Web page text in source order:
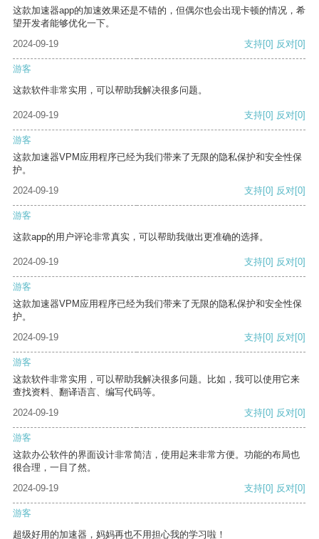
这款加速器app的加速效果还是不错的，但偶尔也会出现卡顿的情况，希
望开发者能够优化一下。
2024-09-19
支持[0] 反对[0]
游客
这款软件非常实用，可以帮助我解决很多问题。
2024-09-19 支持[0] 反对[0]
游客
这款加速器VPM应用程序已经为我们带来了无限的隐私保护和安全性保
护。
2024-09-19
支持[0] 反对[0]
游客
这款app的用户评论非常真实，可以帮助我做出更准确的选择。
2024-09-19 支持[0] 反对[0]
游客
这款加速器VPM应用程序已经为我们带来了无限的隐私保护和安全性保
护。
2024-09-19
支持[0] 反对[0]
游客
这款软件非常实用，可以帮助我解决很多问题。比如，我可以使用它来
查找资料、翻译语言、编写代码等。
2024-09-19
支持[0] 反对[0]
游客
这款办公软件的界面设计非常简洁，使用起来非常方便。功能的布局也
很合理，一目了然。
2024-09-19
支持[0] 反对[0]
游客
超级好用的加速器，妈妈再也不用担心我的学习啦！